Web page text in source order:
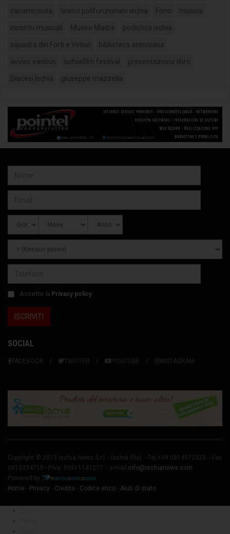
casamicciola teatro polifunzionale ischia Forio musica
incontri musicali Museo Madre podistica ischia
squadra dei Forti e Veloci biblioteca antoniana
avviso eavbus ischiafilm festival presentazione libro
Diocesi Ischia giuseppe mazzella
Accetto la Privacy policy
SOCIAL
FACEBOOK TWITTER YOUTUBE INSTAGRAM
Copyright © 2015 Ischia News S.r.l. - Ischia (Na) - Tel.+39 0814972323 - Fax
0813334715 - P.Iva: 06511141217 - e-mail info@ischianews.com
Powered by
Home - Privacy - Credits - Codice etico - Aiuti di stato